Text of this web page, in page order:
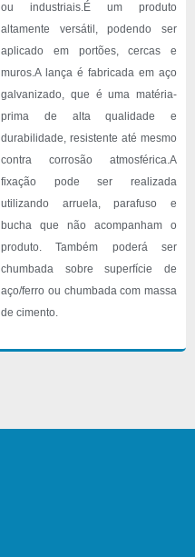
ou industriais.É um produto
altamente versátil, podendo ser
aplicado em portões, cercas e
muros.A lança é fabricada em aço
galvanizado, que é uma matéria-
prima de alta qualidade e
durabilidade, resistente até mesmo
contra corrosão atmosférica.A
fixação pode ser realizada
utilizando arruela, parafuso e
bucha que não acompanham o
produto. Também poderá ser
chumbada sobre superfície de
aço/ferro ou chumbada com massa
de cimento.